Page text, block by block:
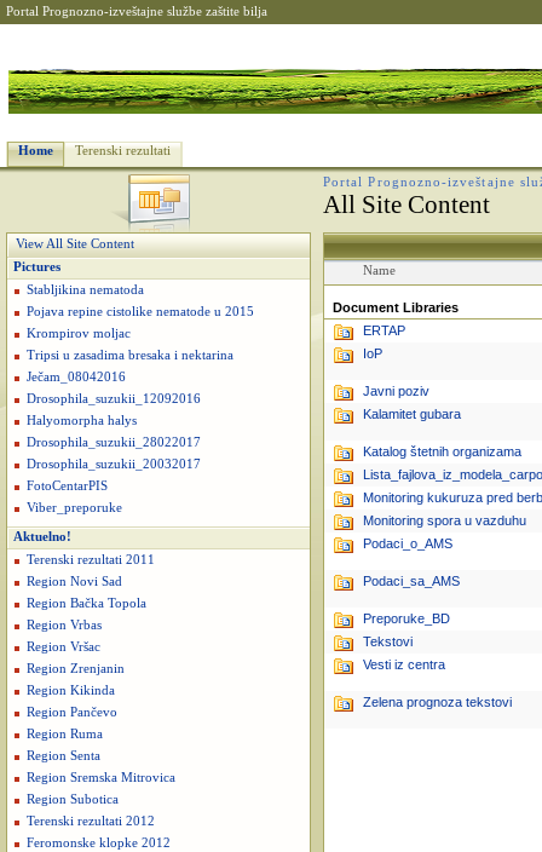
Portal Prognozno-izveštajne službe zaštite bilja
Home Terenski rezultati
Portal Prognozno-izveštajne
All Site Content
View All Site Content
Pictures
Stabljikina nematoda
Pojava repine cistolike nematode u 2015
Krompirov moljac
Tripsi u zasadima bresaka i nektarina
Ječam_08042016
Drosophila_suzukii_12092016
Halyomorpha halys
Drosophila_suzukii_28022017
Drosophila_suzukii_20032017
FotoCentarPIS
Viber_preporuke
Aktuelno!
Terenski rezultati 2011
Region Novi Sad
Region Bačka Topola
Region Vrbas
Region Vršac
Region Zrenjanin
Region Kikinda
Region Pančevo
Region Ruma
Region Senta
Region Sremska Mitrovica
Region Subotica
Terenski rezultati 2012
Feromonske klopke 2012
Name
Document Libraries
ERTAP
IoP
Javni poziv
Kalamitet gubara
Katalog štetnih organizama
Monitoring kukuruza pred
Monitoring spora u vazduhu
Podaci_o_AMS
Podaci_sa_AMS
Preporuke_BD
Tekstovi
Vesti iz centra
Zelena prognoza tekstovi